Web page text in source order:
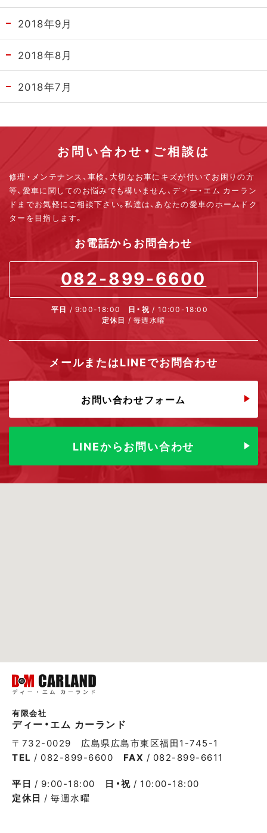
2018年9月
2018年8月
2018年7月
お問い合わせ・ご相談は
修理・メンテナンス、車検、大切なお車にキズが付いてお困りの方
等、 愛車に関してのお悩みでも構いません、ディー・エム カーラン
ドまでお気軽にご相談下さい。私達は、あなたの愛車のホームドク
ターを目指します。
お電話からお問合わせ
082-899-6600
平日 / 9:00-18:00 日・祝/ 10:00-18:00
定休日 / 毎週水曜
メールまたはLINEでお問合わせ
お問い合わせフォーム
LINEからお問い合わせ
有限会社
ディー・エム カーランド
〒732-0029 広島県広島市東区福田1-745-1
TEL / 082-899-6600 FAX / 082-899-6611
平日 / 9:00-18:00 日・祝 / 10:00-18:00
定休日 / 毎週水曜